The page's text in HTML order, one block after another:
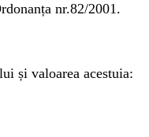
nr.82/2001.
și valoarea acestuia: